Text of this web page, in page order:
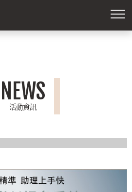
NEWS
活動資訊